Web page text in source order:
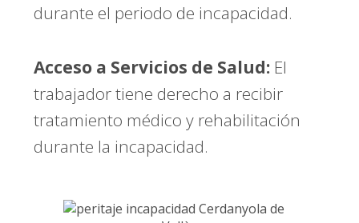
durante el periodo de incapacidad.
Acceso a Servicios de Salud: El
trabajador tiene derecho a recibir
tratamiento médico y rehabilitación
durante la incapacidad.